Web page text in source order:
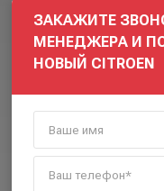
ЗАКАЖИТЕ
МЕНЕДЖЕРА И
НОВЫЙ CITROEN